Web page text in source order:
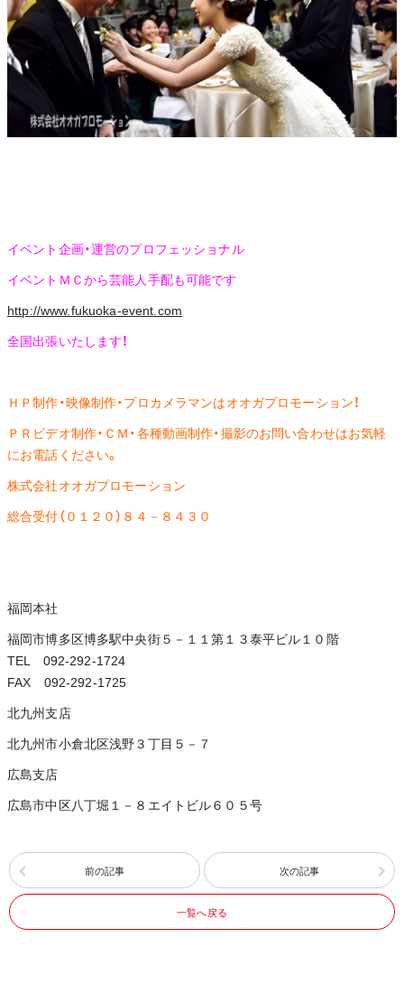
イベント企画・運営のプロフェッショナル
イベントＭＣから芸能人手配も可能です
http://www.fukuoka-event.com
全国出張いたします！
ＨＰ制作・映像制作・プロカメラマンはオオガプロモーション！
ＰＲビデオ制作・ＣＭ・各種動画制作・撮影のお問い合わせはお気軽
にお電話ください。
株式会社オオガプロモーション
総合受付（０１２０）８４－８４３０
福岡本社
福岡市博多区博多駅中央街５－１１第１３泰平ビル１０階
TEL 092-292-1724
FAX 092-292-1725
北九州支店
北九州市小倉北区浅野３丁目５－７
広島支店
広島市中区八丁堀１－８エイトビル６０５号
前の記事 次の記事
一覧へ戻る